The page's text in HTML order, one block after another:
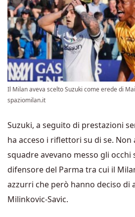
Il Milan aveva scelto Suzuki come erede di
spaziomilan.it
Suzuki, a seguito di prestazioni
ha acceso i riflettori su di se. Non
squadre avevano messo gli occhi
difensore del Parma tra cui il
azzurri che però hanno deciso di
Milinkovic-Savic.